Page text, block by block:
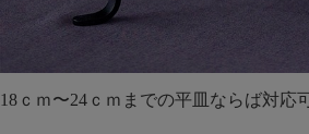
18ｃｍ〜24ｃｍまでの平皿ならば対応